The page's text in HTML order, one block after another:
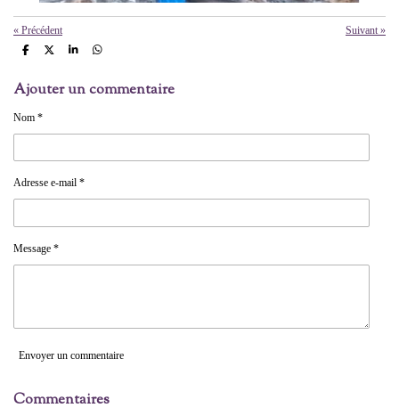
« Précédent Suivant »
P
t
a
e
P
t
a
P
t
a
P
t
a
Ajouter un commentaire
Nom *
Adresse e-mail *
Message *
Envoyer un commentaire
Commentaires